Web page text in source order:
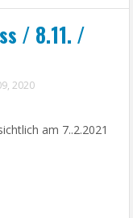
/ 8.11. /
2020
am 7..2.2021